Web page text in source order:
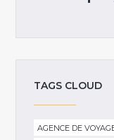
TAGS CLOUD
AGENCE DE